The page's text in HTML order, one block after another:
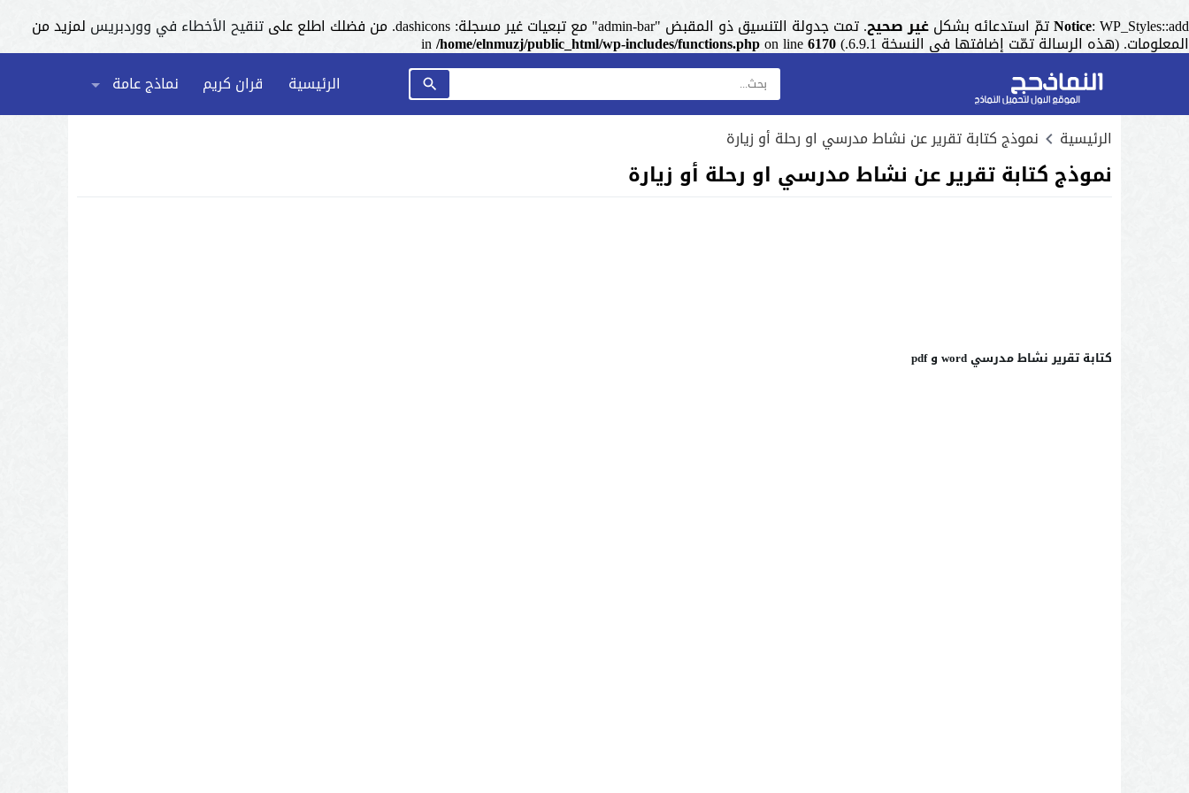
Notice: WP_Styles::add تمّ استدعائه بشكل غير صحيح. تمت جدولة التنسيق ذو المقبض "admin-bar" مع تبعيات غير مسجلة: dashicons. من فضلك اطلع على تنقيح الأخطاء في ووردبريس لمزيد من
المعلومات. (هذه الرسالة تمّت إضافتها في النسخة 6.9.1.) in /home/elnmuzj/public_html/wp-includes/functions.phpon line6170
الرئيسية
قران كريم نماذج عامة
الرئيسية نموذج كتابة تقرير عن نشاط مدرسي او رحلة أو زيارة
نموذج كتابة تقرير عن نشاط مدرسي او رحلة أو زيارة
كتابة تقرير نشاط مدرسي word و pdf